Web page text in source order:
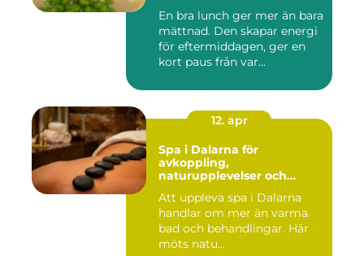
En bra lunch ger mer än bara
mättnad. Den skapar energi
för eftermiddagen, ger en
kort paus från var...
12. apr
Spa i Dalarna för
avkoppling,
naturupplevelser och
Att uppleva spa i Dalarna
handlar om mer än varma
bad och behandlingar. Här
möts natu...